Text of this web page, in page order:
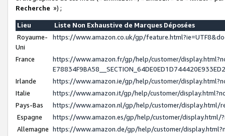
Recherche ») ;
Lieu
Liste Non Exhaustive de Marques Déposées
Royaume-
Uni
https://www.amazon.co.uk/gp/
France
https://www.amazon.fr/gp/help/customer/
Irlande
https://www.amazon.ie/gp/help/customer/
Italie
https://www.amazon.it/gp/help/customer/
Pays-Bas
https://www.amazon.nl/gp/help/customer/display.html/
Espagne
https://www.amazon.es/gp/help/customer/display.html/
Allemagne https://www.amazon.de/gp/help/customer/